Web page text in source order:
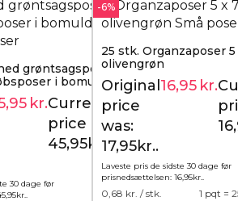
grøntsagsposer (3
i bomuld (2 stk.).
49,95
kr.Current
price is:
45,95kr..
30 dage før
kr.
-6%
25 stk. Organzaposer
olivengrøn
Original
price
was:
17,95kr..
16,95 kr.
Laveste pris de sidste 30 dage før
prisnedsættelsen: 16,95kr.
0,68 kr. / stk. 1 pqt =